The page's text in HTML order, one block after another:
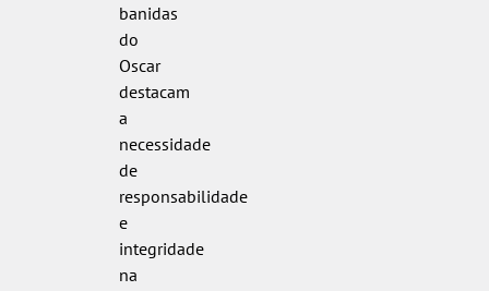
banidas
do
Oscar
destacam
a
necessidade
de
responsabilidade
e
integridade
na